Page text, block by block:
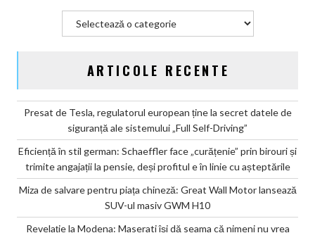
ARTICOLE RECENTE
Presat de Tesla, regulatorul european ține la secret datele de
siguranță ale sistemului „Full Self-Driving”
Eficiență în stil german: Schaeffler face „curățenie” prin birouri și
trimite angajații la pensie, deși profitul e în linie cu așteptările
Miza de salvare pentru piața chineză: Great Wall Motor lansează
SUV-ul masiv GWM H10
Revelație la Modena: Maserati își dă seama că nimeni nu vrea